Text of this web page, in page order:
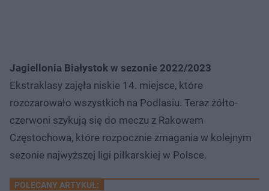
Jagiellonia Białystok w sezonie 2022/2023
Ekstraklasy zajęła niskie 14. miejsce, które
rozczarowało wszystkich na Podlasiu. Teraz żółto-
czerwoni szykują się do meczu z Rakowem
Częstochowa, które rozpocznie zmagania w kolejnym
sezonie najwyższej ligi piłkarskiej w Polsce.
POLECANY ARTYKUŁ: